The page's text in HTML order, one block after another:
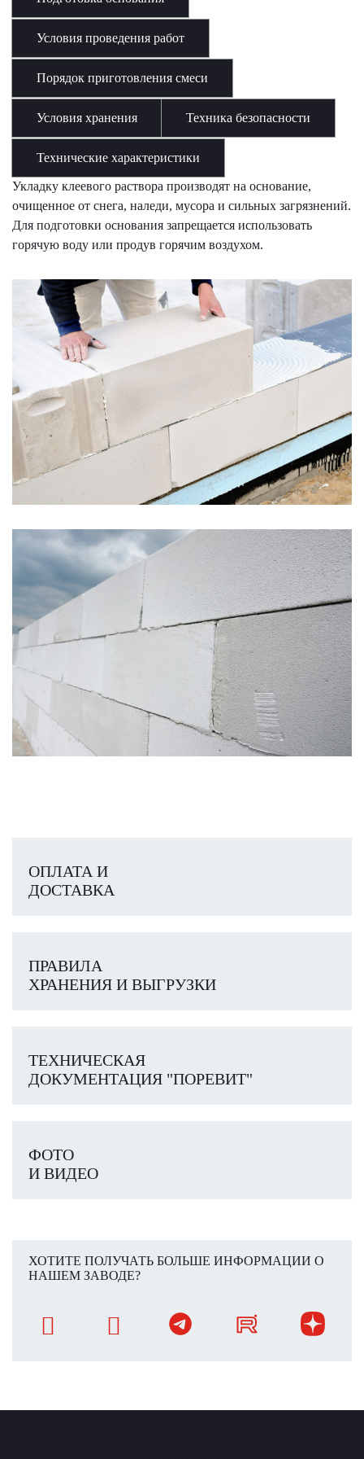
Условия проведения работ
Порядок приготовления смеси
Условия хранения Техника безопасности
Технические характеристики
Укладку клеевого раствора производят на основание,
очищенное от снега, наледи, мусора и сильных загрязнений.
Для подготовки основания запрещается использовать
горячую воду или продув горячим воздухом.
ОПЛАТА И
ДОСТАВКА
ПРАВИЛА
ХРАНЕНИЯ И ВЫГРУЗКИ
ТЕХНИЧЕСКАЯ
ДОКУМЕНТАЦИЯ "ПОРЕВИТ"
ФОТО
И ВИДЕО
ХОТИТЕ ПОЛУЧАТЬ БОЛЬШЕ ИНФОРМАЦИИ О
НАШЕМ ЗАВОДЕ?